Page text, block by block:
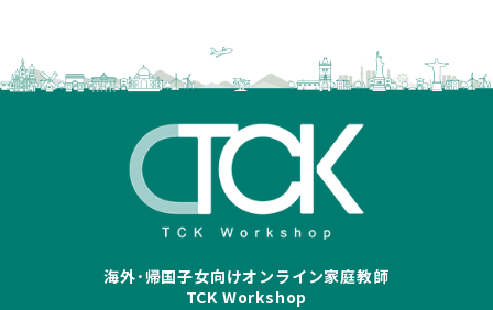
海外･帰国子女向けオンライン家庭教師
TCK Workshop